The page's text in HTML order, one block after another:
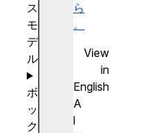
ら
。
View
in
English
A
l
ス
モ
デ
ル
ボ
ッ
ク